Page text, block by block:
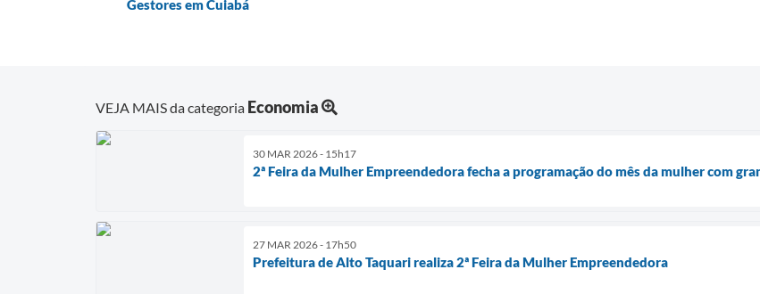
Gestores em Cuiabá
VEJA MAIS da categoria Economia
30 MAR 2026 - 15h17
2ª Feira da Mulher Empreendedora fecha a programação do mês da mulher com
27 MAR 2026 - 17h50
Prefeitura de Alto Taquari realiza 2ª Feira da Mulher Empreendedora